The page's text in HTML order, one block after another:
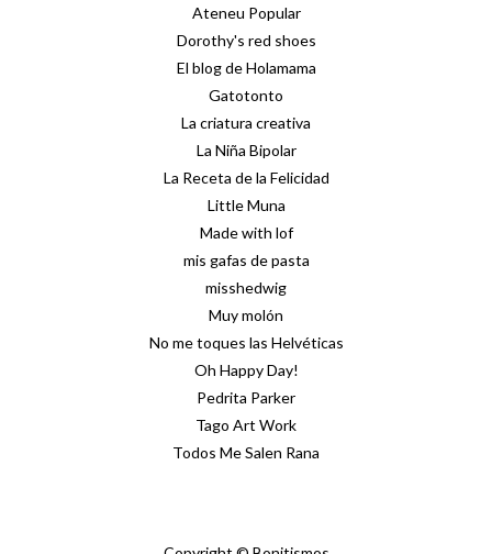
Ateneu Popular
Dorothy's red shoes
El blog de Holamama
Gatotonto
La criatura creativa
La Niña Bipolar
La Receta de la Felicidad
Little Muna
Made with lof
mis gafas de pasta
misshedwig
Muy molón
No me toques las Helvéticas
Oh Happy Day!
Pedrita Parker
Tago Art Work
Todos Me Salen Rana